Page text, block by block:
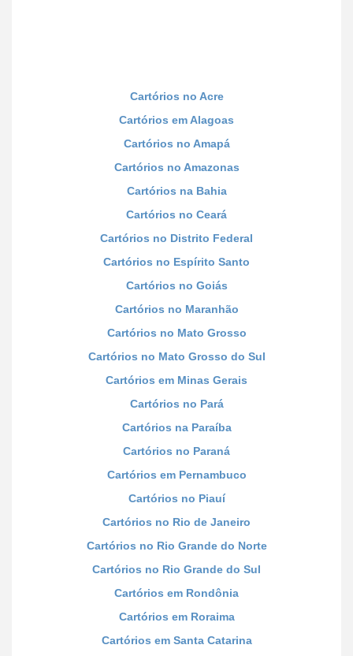
Cartórios no Acre
Cartórios em Alagoas
Cartórios no Amapá
Cartórios no Amazonas
Cartórios na Bahia
Cartórios no Ceará
Cartórios no Distrito Federal
Cartórios no Espírito Santo
Cartórios no Goiás
Cartórios no Maranhão
Cartórios no Mato Grosso
Cartórios no Mato Grosso do Sul
Cartórios em Minas Gerais
Cartórios no Pará
Cartórios na Paraíba
Cartórios no Paraná
Cartórios em Pernambuco
Cartórios no Piauí
Cartórios no Rio de Janeiro
Cartórios no Rio Grande do Norte
Cartórios no Rio Grande do Sul
Cartórios em Rondônia
Cartórios em Roraima
Cartórios em Santa Catarina